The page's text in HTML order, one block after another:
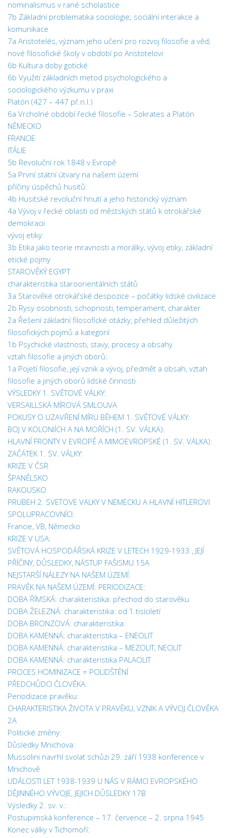
nominalismus v rané scholastice
7b Základní problematika sociologie; sociální interakce a
komunikace
7a Aristotelés, význam jeho učení pro rozvoj filosofie a věd;
nové filosofické školy v období po Aristotelovi
6b Kultura doby gotické
6b Využití základních metod psychologického a
sociologického výzkumu v praxi
Platón (427 – 447 př.n.l.)
6a Vrcholné období řecké filosofie – Sokrates a Platón
NĚMECKO
FRANCIE
ITÁLIE
5b Revoluční rok 1848 v Evropě
5a První státní útvary na našem území
příčiny úspěchů husitů:
4b Husitské revoluční hnutí a jeho historický význam
4a Vývoj v řecké oblasti od městských států k otrokářské
demokracii
vývoj etiky:
3b Etika jako teorie mravnosti a morálky, vývoj etiky, základní
etické pojmy
STAROVĚKÝ EGYPT
charakteristika staroorientálních států
3a Starověké otrokářské despozice – počátky lidské civilizace
2b Rysy osobnosti, schopnosti, temperament, charakter
2a Řešení základní filosofické otázky, přehled důležitých
filosofických pojmů a kategorií
1b Psychické vlastnosti, stavy, procesy a obsahy
vztah filosofie a jiných oborů:
1a Pojetí filosofie, její vznik a vývoj, předmět a obsah, vztah
filosofie a jiných oborů lidské činnosti
VÝSLEDKY 1. SVĚTOVÉ VÁLKY:
VERSAILLSKÁ MÍROVÁ SMLOUVA
POKUSY O UZAVŘENÍ MÍRU BĚHEM 1. SVĚTOVÉ VÁLKY:
BOJ V KOLONIÍCH A NA MOŘÍCH (1. SV. VÁLKA):
HLAVNÍ FRONTY V EVROPĚ A MIMOEVROPSKÉ (1. SV. VÁLKA):
ZAČÁTEK 1. SV. VÁLKY:
KRIZE V ČSR
ŠPANĚLSKO
RAKOUSKO
PRUBEH 2. SVETOVE VALKY V NEMECKU A HLAVNÍ HITLEROVI
SPOLUPRACOVNÍCI:
Francie, VB, Německo
KRIZE V USA:
SVĚTOVÁ HOSPODÁŘSKÁ KRIZE V LETECH 1929-1933 , JEJÍ
PŘÍČINY, DŮSLEDKY, NÁSTUP FAŠISMU 15A
NEJSTARŠÍ NÁLEZY NA NAŠEM ÚZEMÍ:
PRAVĚK NA NAŠEM ÚZEMÍ: PERIODIZACE:
DOBA ŘÍMSKÁ: charakteristika: přechod do starověku
DOBA ŽELEZNÁ: charakteristika: od 1.tisíciletí
DOBA BRONZOVÁ: charakteristika:
DOBA KAMENNÁ: charakteristika – ENEOLIT
DOBA KAMENNÁ: charakteristika – MEZOLIT, NEOLIT
DOBA KAMENNÁ: charakteristika PALAOLIT
PROCES HOMINIZACE = POLIDŠTĚNÍ
PŘEDCHŮDCI ČLOVĚKA:
Periodizace pravěku:
CHARAKTERISTIKA ŽIVOTA V PRAVĚKU, VZNIK A VÝVOJ ČLOVĚKA
2A
Politické změny:
Důsledky Mnichova:
Mussolini navrhl svolat schůzi 29. září 1938 konference v
Mnichově
UDÁLOSTI LET 1938-1939 U NÁS V RÁMCI EVROPSKÉHO
DĚJINNÉHO VÝVOJE, JEJICH DŮSLEDKY 17B
Výsledky 2. sv. v.:
Postupimská konference – 17. července – 2. srpna 1945
Konec války v Tichomoří: